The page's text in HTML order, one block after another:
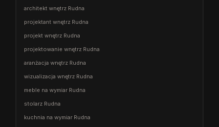
architekt wnętrz Rudna
projektant wnętrz Rudna
projekt wnętrz Rudna
projektowanie wnętrz Rudna
aranżacja wnętrz Rudna
wizualizacja wnętrz Rudna
meble na wymiar Rudna
stolarz Rudna
kuchnia na wymiar Rudna